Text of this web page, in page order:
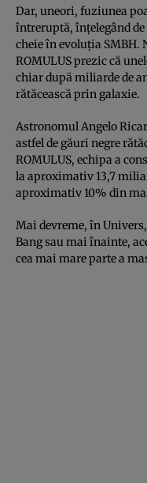
Dar, uneori, fuziunea
întreruptă, înțelegând
cheie în evoluția SMBH.
ROMULUS prezic că
chiar după miliarde de
rătăcească prin galaxie.
Astronomul Angelo
astfel de găuri negre
ROMULUS, echipa a
la aproximativ 13,7
aproximativ 10% din
Mai devreme, în
Bang sau mai înainte,
cea mai mare parte a